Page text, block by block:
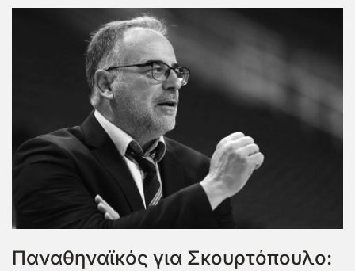
Παναθηναϊκός για Σκουρτόπουλο: